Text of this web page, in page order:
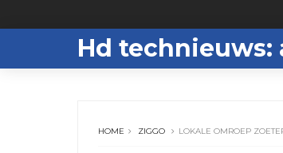
Hd technieuws:
HOME ZIGGO LOKALE OMROEP